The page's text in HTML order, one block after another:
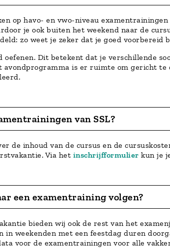
op havo- en vwo-niveau
je ook buiten het weekend naar de
zo weet je zeker dat je goed voorbereid
oefenen. Dit betekent dat je verschillende
avondprogramma is er ruimte om gericht
van SSL?
de inhoud van de cursus en de
Via het inschrijfformulier kun je
een examentraining volgen?
bieden wij ook de rest van het
in weekenden met een feestdag duren
voor de examentrainingen voor alle